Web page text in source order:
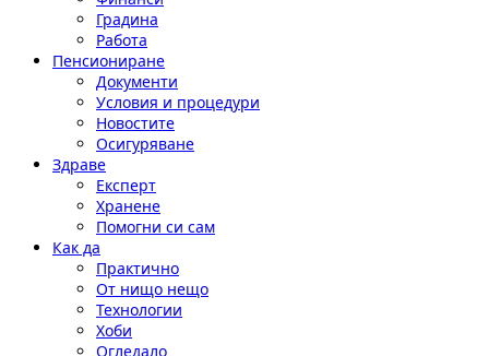
Градина
Работа
Пенсиониране
Документи
Условия и процедури
Новостите
Осигуряване
Здраве
Експерт
Хранене
Помогни си сам
Как да
Практично
От нищо нещо
Технологии
Хоби
Огледало